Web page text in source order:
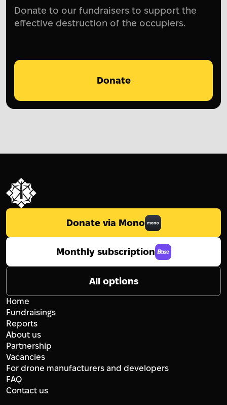
Donate to our fundraisers to support the
effective destruction of the occupiers.
Donate
Donate via Mono
Monthly subscription
All options
Home
Fundraisings
Reports
About us
Partnership
Vacancies
For drone manufacturers and developers
FAQ
Contact us